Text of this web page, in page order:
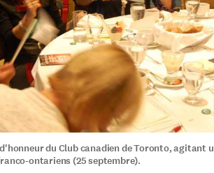
du Club canadien de Toronto, agitant
ontariens (25 septembre).